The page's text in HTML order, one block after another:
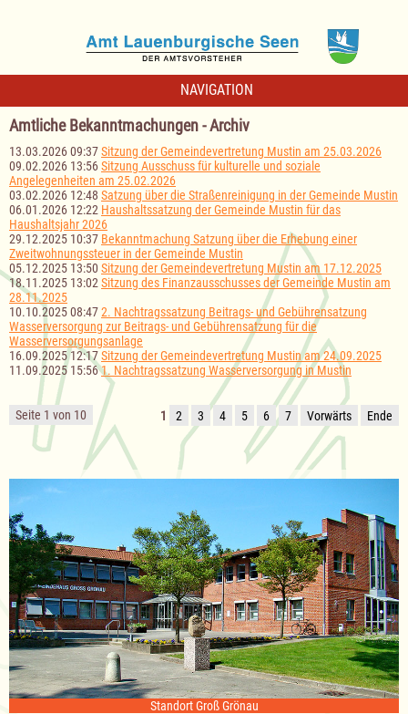
NAVIGATION
Amtliche Bekanntmachungen - Archiv
13.03.2026 09:37Sitzung der Gemeindevertretung Mustin am 25.03.2026
09.02.2026 13:56Sitzung Ausschuss für kulturelle und soziale
Angelegenheiten am 25.02.2026
03.02.2026 12:48 Satzung über die Straßenreinigung in der Gemeinde Mustin
06.01.2026 12:22 Haushaltssatzung der Gemeinde Mustin für das
Haushaltsjahr 2026
29.12.2025 10:37 Bekanntmachung Satzung über die Erhebung einer
Zweitwohnungssteuer in der Gemeinde Mustin
05.12.2025 13:50 Sitzung der Gemeindevertretung Mustin am 17.12.2025
18.11.2025 13:02 Sitzung des Finanzausschusses der Gemeinde Mustin am
28.11.2025
10.10.2025 08:472. Nachtragssatzung Beitrags- und Gebührensatzung
Wasserversorgung zur Beitrags- und Gebührensatzung für die
Wasserversorgungsanlage
16.09.2025 12:17Sitzung der Gemeindevertretung Mustin am 24.09.2025
11.09.2025 15:561. Nachtragssatzung Wasserversorgung in Mustin
Seite 1 von 10 1 2 3 4 5 6 7 Vorwärts Ende
Standort Groß Grönau